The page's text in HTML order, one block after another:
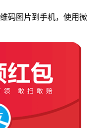
码图片到手机，使用微